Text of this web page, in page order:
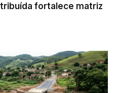
fortalece matriz